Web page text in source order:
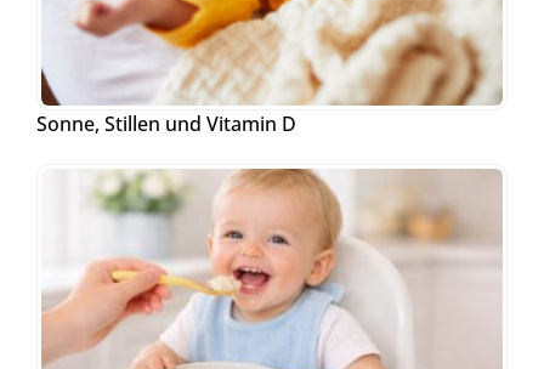
Sonne, Stillen und Vitamin D